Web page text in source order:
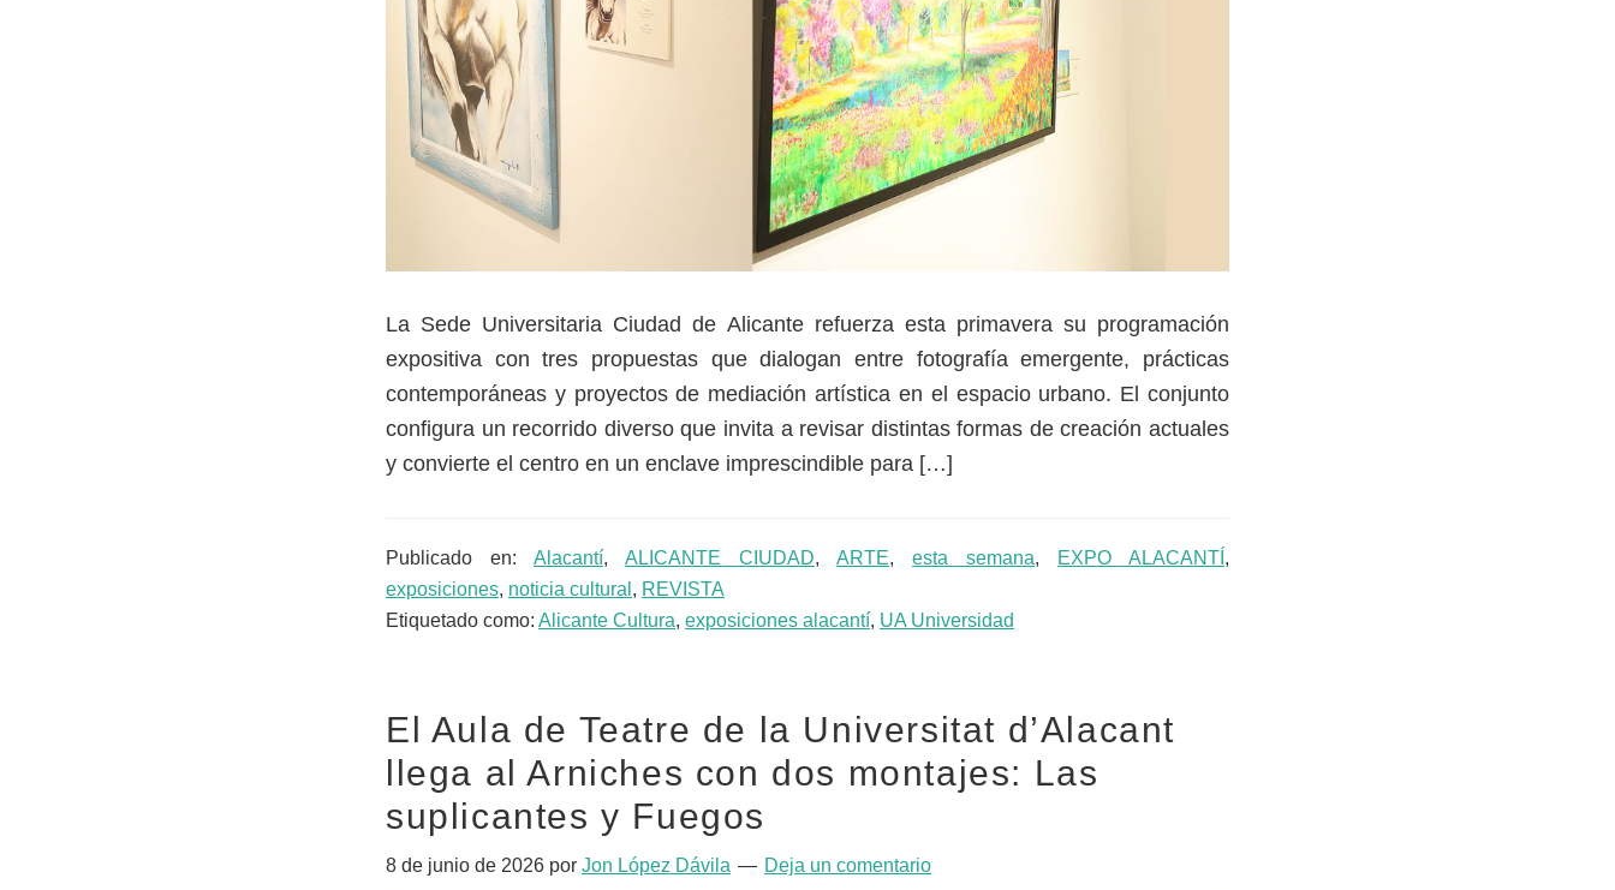
La Sede Universitaria Ciudad de Alicante refuerza esta primavera su programación
expositiva con tres propuestas que dialogan entre fotografía emergente, prácticas
contemporáneas y proyectos de mediación artística en el espacio urbano. El conjunto
configura un recorrido diverso que invita a revisar distintas formas de creación actuales
y convierte el centro en un enclave imprescindible para […]
Publicado en: Alacantí, ALICANTE CIUDAD, ARTE, esta semana, EXPO ALACANTÍ ,
exposiciones, noticia cultural , REVISTA
Etiquetado como: Alicante Cultura, exposiciones alacantí, UA Universidad
El Aula de Teatre de la Universitat d’Alacant
llega al Arniches con dos montajes: Las
suplicantes y Fuegos
8 de junio de 2026 por Jon López Dávila Deja un comentario